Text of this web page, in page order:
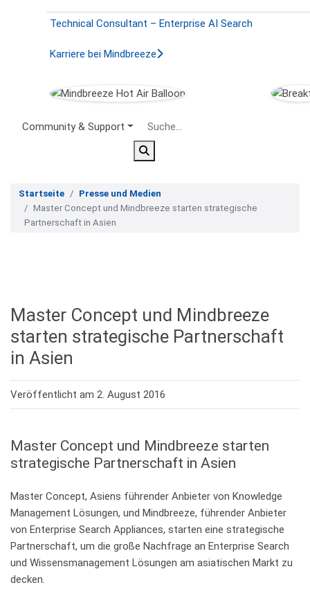
Technical Consultant – Enterprise AI Search
Karriere bei Mindbreeze
Secondary Menu
Community & Support
Startseite
Presse und Medien
Master Concept und Mindbreeze starten strategische
Partnerschaft in Asien
Master Concept und Mindbreeze
starten strategische Partnerschaft
in Asien
Veröffentlicht am 2. August 2016
Master Concept und Mindbreeze starten
strategische Partnerschaft in Asien
Master Concept, Asiens führender Anbieter von Knowledge
Management Lösungen, und Mindbreeze, führender Anbieter
von Enterprise Search Appliances, starten eine strategische
Partnerschaft, um die große Nachfrage an Enterprise Search
und Wissensmanagement Lösungen am asiatischen Markt zu
decken.